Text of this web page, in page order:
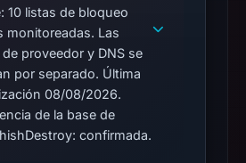
10 listas de bloqueo
monitoreadas. Las
de proveedor y DNS se
por separado. Última
08/08/2026.
de la base de
confirmada.